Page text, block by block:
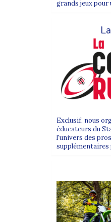
grands jeux pour
Exclusif, nous
éducateurs du
l'univers des
supplémentaires